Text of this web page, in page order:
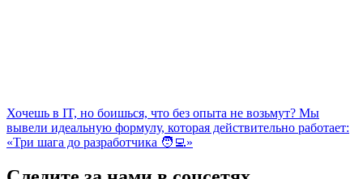
Хочешь в IT, но боишься, что без опыта не возьмут? Мы
вывели идеальную формулу, которая действительно работает:
«Три шага до разработчика 🧑‍💻»